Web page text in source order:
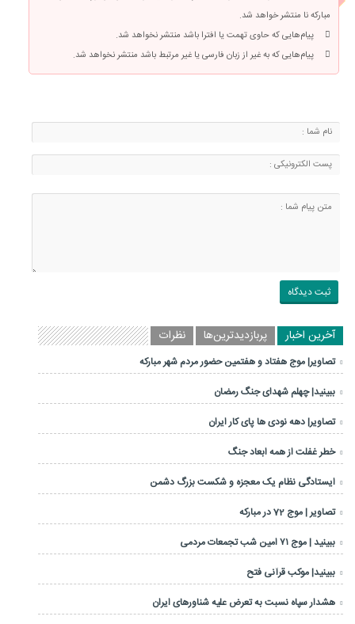
مبارکه نا منتشر خواهد شد.
پیام‌هایی که حاوی تهمت یا افترا باشد منتشر نخواهد شد.
پیام‌هایی که به غیر از زبان فارسی یا غیر مرتبط باشد منتشر نخواهد شد.
آخرین اخبار پربازدیدترین‌ها نظرات
تصاویر| موج هفتاد و هفتمین حضور مردم شهر مبارکه
ببینید| چهلم شهدای جنگ رمضان
تصاویر| دهه نودی ها پای کار ایران
خطر غفلت از همه ابعاد جنگ
ایستادگی نظام یک معجزه و شکست بزرگ دشمن
تصاویر | موج 72 در مبارکه
ببینید | موج ۷۱ امین شب تجمعات مردمی
ببینید| موکب قرآنی فتح
هشدار سپاه نسبت به تعرض علیه شناورهای ایران